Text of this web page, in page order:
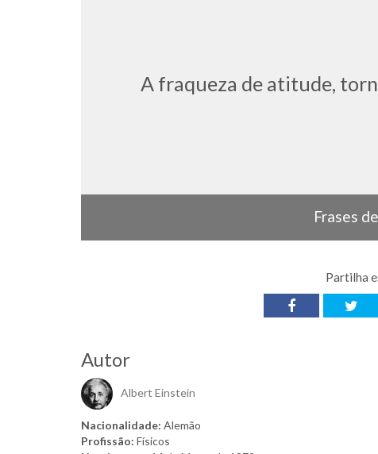
A fraqueza de atitude,
Frases
Partilha
Autor
Albert Einstein
Nacionalidade: Alemão
Profissão: Físicos